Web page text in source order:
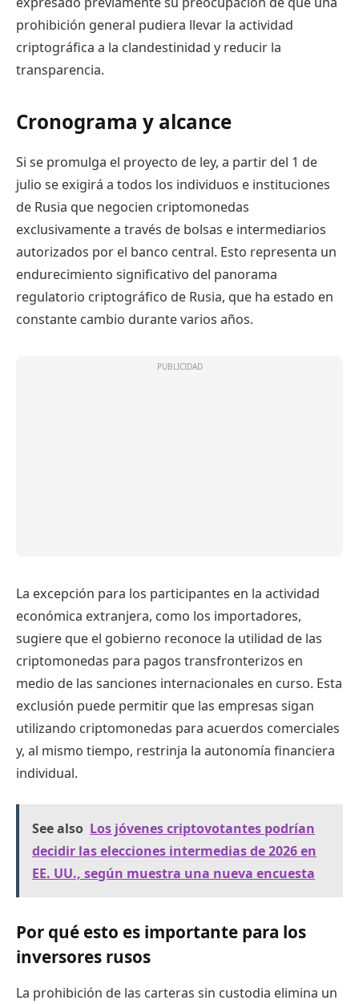
prohibición general pudiera llevar la actividad
criptográfica a la clandestinidad y reducir la
transparencia.
Cronograma y alcance
Si se promulga el proyecto de ley, a partir del 1 de
julio se exigirá a todos los individuos e instituciones
de Rusia que negocien criptomonedas
exclusivamente a través de bolsas e intermediarios
autorizados por el banco central. Esto representa un
endurecimiento significativo del panorama
regulatorio criptográfico de Rusia, que ha estado en
constante cambio durante varios años.
La excepción para los participantes en la actividad
económica extranjera, como los importadores,
sugiere que el gobierno reconoce la utilidad de las
criptomonedas para pagos transfronterizos en
medio de las sanciones internacionales en curso. Esta
exclusión puede permitir que las empresas sigan
utilizando criptomonedas para acuerdos comerciales
y, al mismo tiempo, restrinja la autonomía financiera
individual.
See also Los jóvenes criptovotantes podrían
decidir las elecciones intermedias de 2026 en
EE. UU., según muestra una nueva encuesta
Por qué esto es importante para los
inversores rusos
La prohibición de las carteras sin custodia elimina un